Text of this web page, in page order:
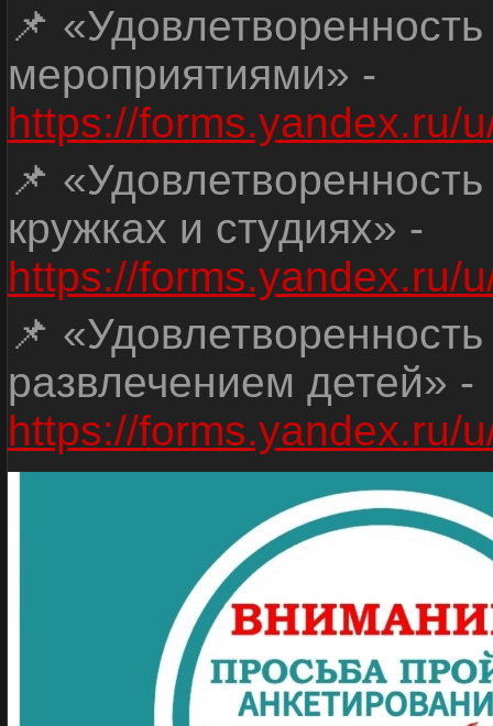
📌
мероприятиями» -
https://forms.yandex.ru/
📌
кружках и студиях» -
https://forms.yandex.ru/
📌
развлечением детей» -
https://forms.yandex.ru/